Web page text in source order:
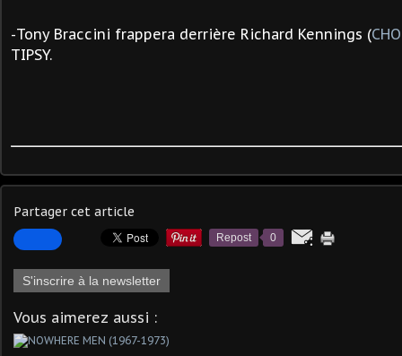
-Tony Braccini frappera derrière Richard Kennings (
TIPSY.
Partager cet article
Repost 0
S'inscrire à la newsletter
Vous aimerez aussi :